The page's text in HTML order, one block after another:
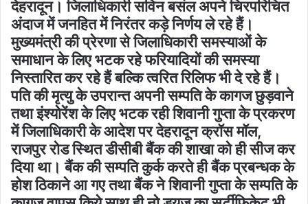
देहरादून। जिलाधिकारी सविन बसंल अपने चिरपरिचित
अंदाज में जनहित में निरंतर कड़े निर्णय ले रहे हैं।
मुख्यमंत्री की प्रेरणा से जिलाधिकारी समस्याओं के
समाधान के लिए भटक रहे फरियादियों की समस्या
निस्तारित कर रहे हैं बल्कि त्वरित रिलिफ भी दे रहे हैं।
पति की मृत्यु के उपरान्त अपनी सम्पति के कागज छुड़वाने
तथा इंश्योरेंश के लिए भटक रही शिवानी गुप्ता के प्रकरण
में जिलाधिकारी के आदेश पर देहरादून क्रॉस मॉल,
राजपुर रोड स्थित डीसीबी बैंक की शाखा को ही सीज कर
दिया था। बैंक की सम्पति कुर्क करते ही बैंक प्रबन्धक के
होश ठिकाने आ गए तथा बैंक ने शिवानी गुप्ता के सम्पति के